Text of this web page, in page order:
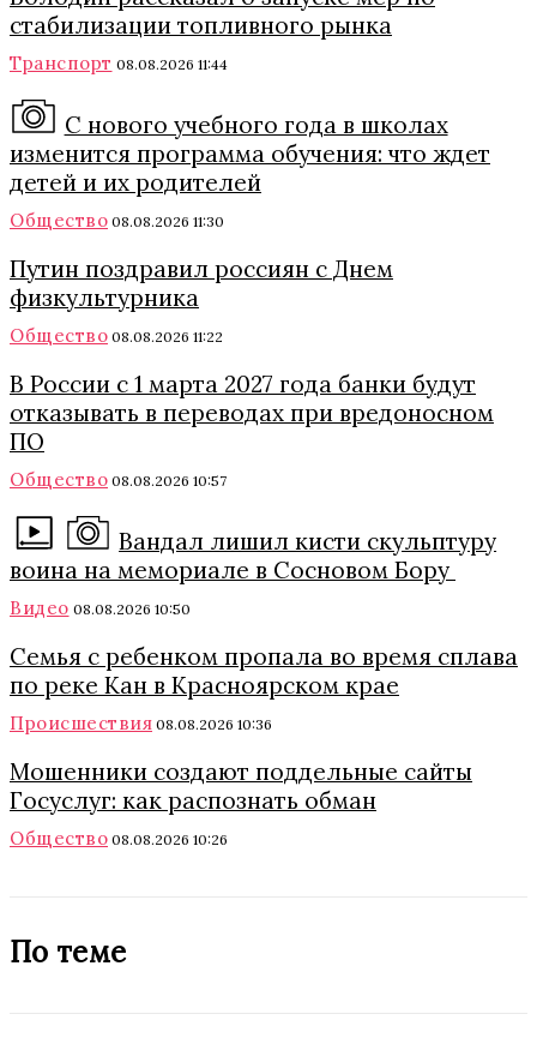
стабилизации топливного рынка
Транспорт 08.08.2026 11:44
С нового учебного года в школах
изменится программа обучения: что ждет
детей и их родителей
Общество 08.08.2026 11:30
Путин поздравил россиян с Днем
физкультурника
Общество 08.08.2026 11:22
В России с 1 марта 2027 года банки будут
отказывать в переводах при вредоносном
ПО
Общество 08.08.2026 10:57
Вандал лишил кисти скульптуру
воина на мемориале в Сосновом Бору
Видео 08.08.2026 10:50
Семья с ребенком пропала во время сплава
по реке Кан в Красноярском крае
Происшествия 08.08.2026 10:36
Мошенники создают поддельные сайты
Госуслуг: как распознать обман
Общество 08.08.2026 10:26
По теме